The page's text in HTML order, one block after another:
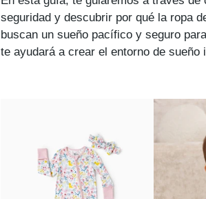
seguridad y descubrir por qué la ropa
buscan un sueño pacífico y seguro
te ayudará a crear el entorno de sueño